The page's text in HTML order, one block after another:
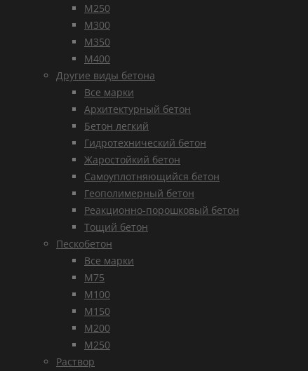
М250
М300
М350
М400
Другие виды бетона
Все марки
Архитектурный бетон
Бетон легкий
Гидротехнический бетон
Жаростойкий бетон
Самоуплотняющийся бетон
Геополимерный бетон
Реакционно-порошковый бетон
Тощий бетон
Пескобетон
Все марки
М75
М100
М150
М200
М250
Раствор